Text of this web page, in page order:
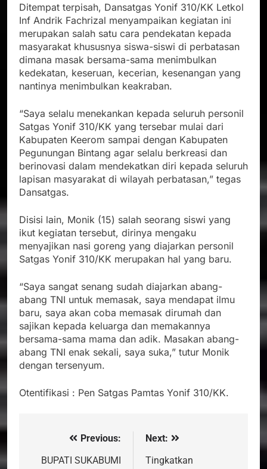
Ditempat terpisah, Dansatgas Yonif 310/KK Letkol
Inf Andrik Fachrizal menyampaikan kegiatan ini
merupakan salah satu cara pendekatan kepada
masyarakat khususnya siswa-siswi di perbatasan
dimana masak bersama-sama menimbulkan
kedekatan, keseruan, kecerian, kesenangan yang
nantinya menimbulkan keakraban.
“Saya selalu menekankan kepada seluruh personil
Satgas Yonif 310/KK yang tersebar mulai dari
Kabupaten Keerom sampai dengan Kabupaten
Pegunungan Bintang agar selalu berkreasi dan
berinovasi dalam mendekatkan diri kepada seluruh
lapisan masyarakat di wilayah perbatasan,” tegas
Dansatgas.
Disisi lain, Monik (15) salah seorang siswi yang
ikut kegiatan tersebut, dirinya mengaku
menyajikan nasi goreng yang diajarkan personil
Satgas Yonif 310/KK merupakan hal yang baru.
“Saya sangat senang sudah diajarkan abang-
abang TNI untuk memasak, saya mendapat ilmu
baru, saya akan coba memasak dirumah dan
sajikan kepada keluarga dan memakannya
bersama-sama mama dan adik. Masakan abang-
abang TNI enak sekali, saya suka,” tutur Monik
dengan tersenyum.
Otentifikasi : Pen Satgas Pamtas Yonif 310/KK.
Navigasi
pos
Previous:
BUPATI SUKABUMI
Next:
Tingkatkan